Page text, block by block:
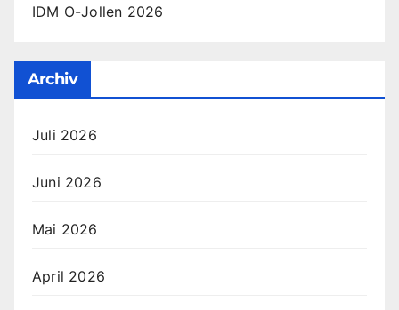
IDM O-Jollen 2026
Archiv
Juli 2026
Juni 2026
Mai 2026
April 2026